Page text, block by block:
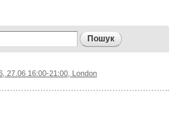
27.06 16:00-21:00, London